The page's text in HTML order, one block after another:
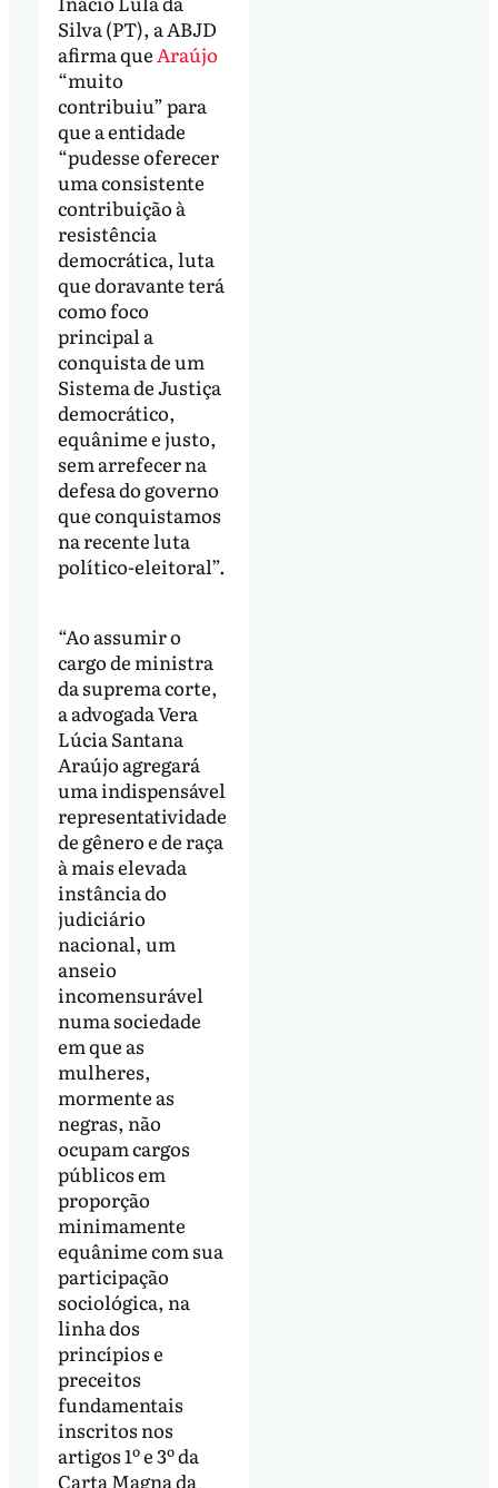
Silva (PT), a ABJD
afirma queAraújo
“muito
contribuiu” para
que a entidade
“pudesse oferecer
uma consistente
contribuição à
resistência
democrática, luta
que doravante terá
como foco
principal a
conquista de um
Sistema de Justiça
democrático,
equânime e justo,
sem arrefecer na
defesa do governo
que conquistamos
na recente luta
político-eleitoral”.
“Ao assumir o
cargo de ministra
da suprema corte,
a advogada Vera
Lúcia Santana
Araújo agregará
uma indispensável
representatividade
de gênero e de raça
à mais elevada
instância do
judiciário
nacional, um
anseio
incomensurável
numa sociedade
em que as
mulheres,
mormente as
negras, não
ocupam cargos
públicos em
proporção
minimamente
equânime com sua
participação
sociológica, na
linha dos
princípios e
preceitos
fundamentais
inscritos nos
artigos 1º e 3º da
Carta Magna da